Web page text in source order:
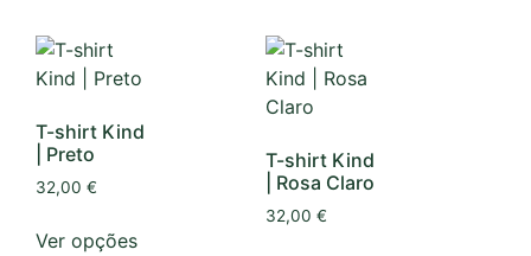
T-shirt Kind
| Preto
32,00 €
Ver opções
T-shirt Kind
| Rosa Claro
32,00 €